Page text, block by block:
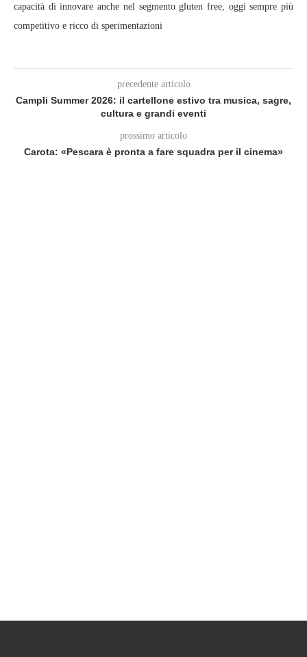
capacità di innovare anche nel segmento gluten free, oggi sempre più
competitivo e ricco di sperimentazioni
precedente articolo
Campli Summer 2026: il cartellone estivo tra musica, sagre,
cultura e grandi eventi
prossimo articolo
Carota: «Pescara è pronta a fare squadra per il cinema»